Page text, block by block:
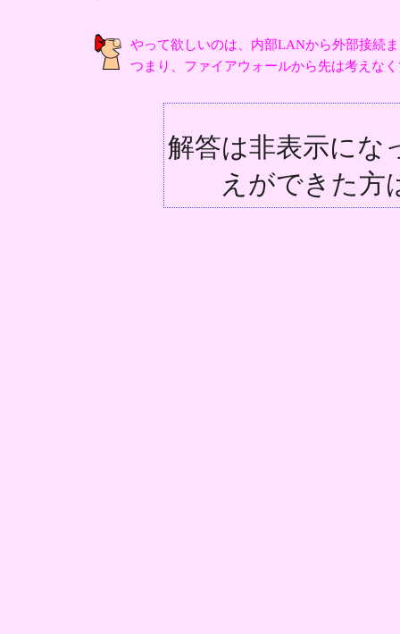
やって欲しいのは、内部LANから外部接続
つまり、ファイアウォールから先は考えな
解答は非表示にな
えができた方